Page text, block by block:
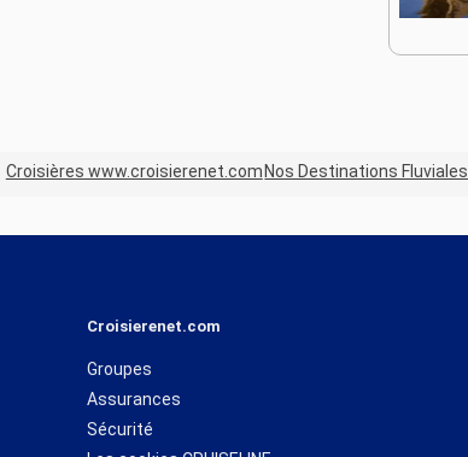
Croisières www.croisierenet.com Nos Destinations Fluviales
Croisierenet.com
Groupes
Assurances
Sécurité